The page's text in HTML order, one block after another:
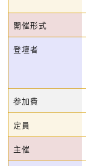
開催形式
登壇者
参加費
定員
主催